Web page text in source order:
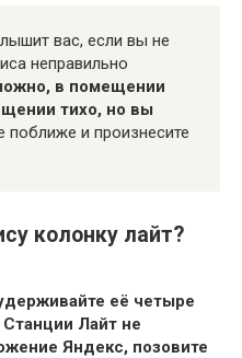
вас, если вы не
неправильно
в помещении
тихо, но вы
поближе и произнесите
колонку лайт?
её четыре
Лайт не
Яндекс, позовите